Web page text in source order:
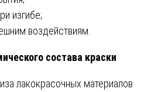
изгибе;
воздействиям.
состава краски
лакокрасочных материалов